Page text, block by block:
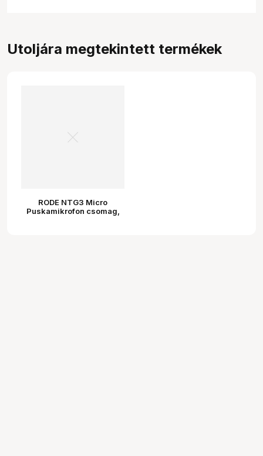
Utoljára megtekintett termékek
RODE NTG3 Micro
Puskamikrofon csomag,